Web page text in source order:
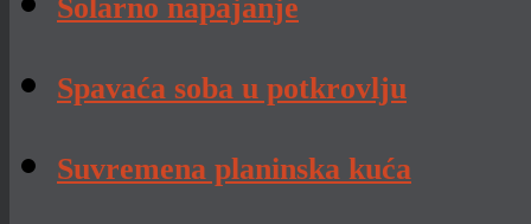
Solarno napajanje
Spavaća soba u potkrovlju
Suvremena planinska kuća